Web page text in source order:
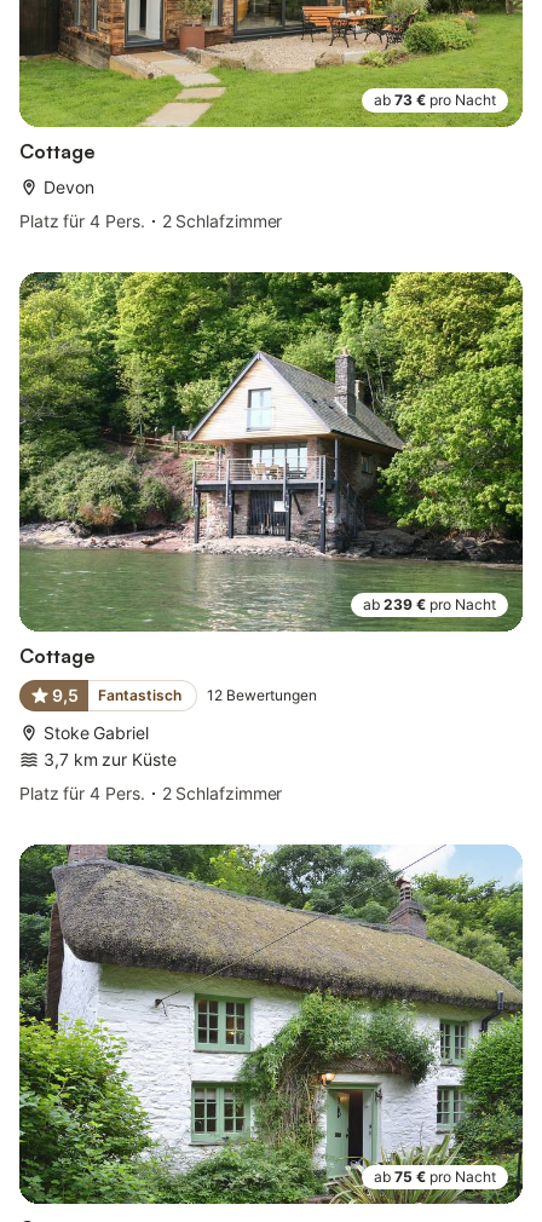
ab 73 € pro Nacht
Cottage
Devon
Platz für 4 Pers.
2 Schlafzimmer
ab 239 € pro Nacht
Cottage
9,5 Fantastisch 12 Bewertungen
Stoke Gabriel
3,7 km zur Küste
Platz für 4 Pers.
2 Schlafzimmer
ab 75 € pro Nacht